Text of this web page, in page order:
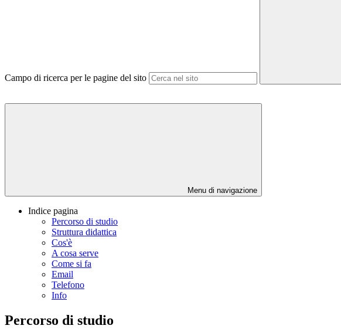
Campo di ricerca per le pagine del sito
Menu di navigazione
Indice pagina
Percorso di studio
Struttura didattica
Cos'è
A cosa serve
Come si fa
Email
Telefono
Info
Percorso di studio